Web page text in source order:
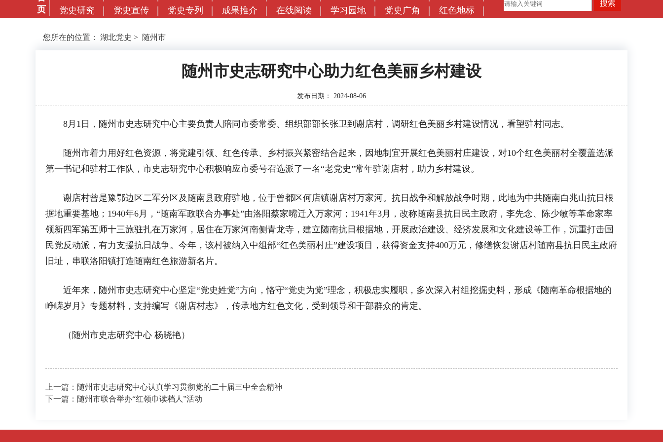
页
党史研究
党史宣传 党史专列 成果推介 在线阅读 学习园地 党史广角 红色地标
您所在的位置： 湖北党史 > 随州市
随州市史志研究中心助力红色美丽乡村建设
发布日期： 2024-08-06
8月1日，随州市史志研究中心主要负责人陪同市委常委、组织部部长张卫到谢店村，调研红色美丽乡村建设情况，看望驻村同志。
随州市着力用好红色资源，将党建引领、红色传承、乡村振兴紧密结合起来，因地制宜开展红色美丽村庄建设，对10个红色美丽村全覆盖选派
第一书记和驻村工作队，市史志研究中心积极响应市委号召选派了一名“老党史”常年驻谢店村，助力乡村建设。
谢店村曾是豫鄂边区二军分区及随南县政府驻地，位于曾都区何店镇谢店村万家河。抗日战争和解放战争时期，此地为中共随南白兆山抗日根
据地重要基地；1940年6月，“随南军政联合办事处”由洛阳蔡家嘴迁入万家河；1941年3月，改称随南县抗日民主政府，李先念、陈少敏等革命家率
领新四军第五师十三旅驻扎在万家河，居住在万家河南侧青龙寺，建立随南抗日根据地，开展政治建设、经济发展和文化建设等工作，沉重打击国
民党反动派，有力支援抗日战争。今年，该村被纳入中组部“红色美丽村庄”建设项目，获得资金支持400万元，修缮恢复谢店村随南县抗日民主政府
旧址，串联洛阳镇打造随南红色旅游新名片。
近年来，随州市史志研究中心坚定“党史姓党”方向，恪守“党史为党”理念，积极忠实履职，多次深入村组挖掘史料，形成《随南革命根据地的
峥嵘岁月》专题材料，支持编写《谢店村志》，传承地方红色文化，受到领导和干部群众的肯定。
（随州市史志研究中心 杨晓艳）
上一篇：随州市史志研究中心认真学习贯彻党的二十届三中全会精神
下一篇：随州市联合举办“红领巾读档人”活动